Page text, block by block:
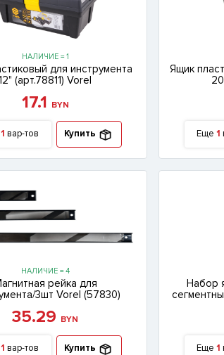
НАЛИЧИЕ = 1
для инструмента
(арт.78811) Vorel
17.1 BYN
1 вар-тов Купить
Ящик
Еще 1
НАЛИЧИЕ = 4
рейка для
3шт Vorel (57830)
35.29 BYN
1 вар-тов Купить
Набор
Еще 1